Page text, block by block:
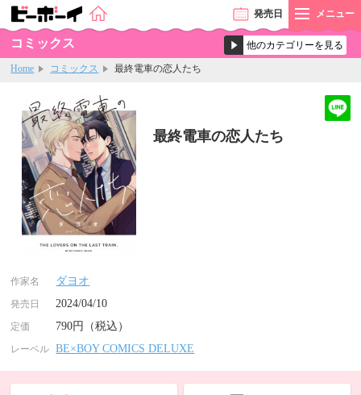
発売日 メニュー
コミックス
Home コミックス 最終電車の恋人たち
最終電車の恋人たち
作家名 ダヨオ
発売日 2024/04/10
定価 790円（税込）
レーベル BE×BOY COMICS DELUXE